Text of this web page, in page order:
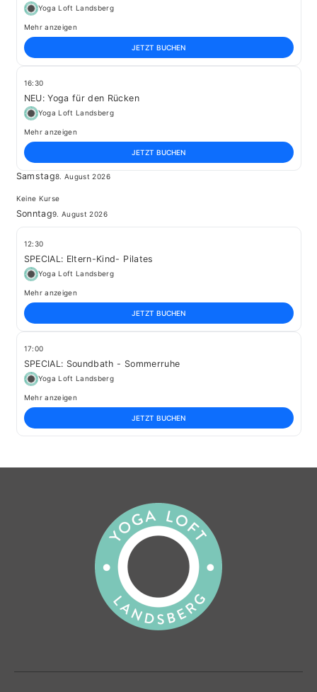
Yoga Loft Landsberg
Mehr anzeigen
JETZT BUCHEN
16:30
NEU: Yoga für den Rücken
Yoga Loft Landsberg
Mehr anzeigen
JETZT BUCHEN
Samstag8. August 2026
Keine Kurse
Sonntag9. August 2026
12:30
SPECIAL: Eltern-Kind- Pilates
Yoga Loft Landsberg
Mehr anzeigen
JETZT BUCHEN
17:00
SPECIAL: Soundbath - Sommerruhe
Yoga Loft Landsberg
Mehr anzeigen
JETZT BUCHEN